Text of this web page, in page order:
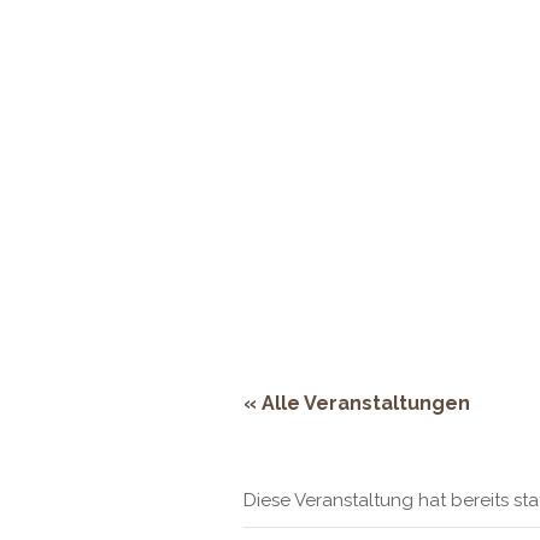
« Alle Veranstaltungen
Diese Veranstaltung hat bereits